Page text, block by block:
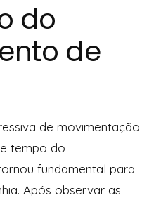
do
de
de movimentação
tempo do
fundamental para
Após observar as